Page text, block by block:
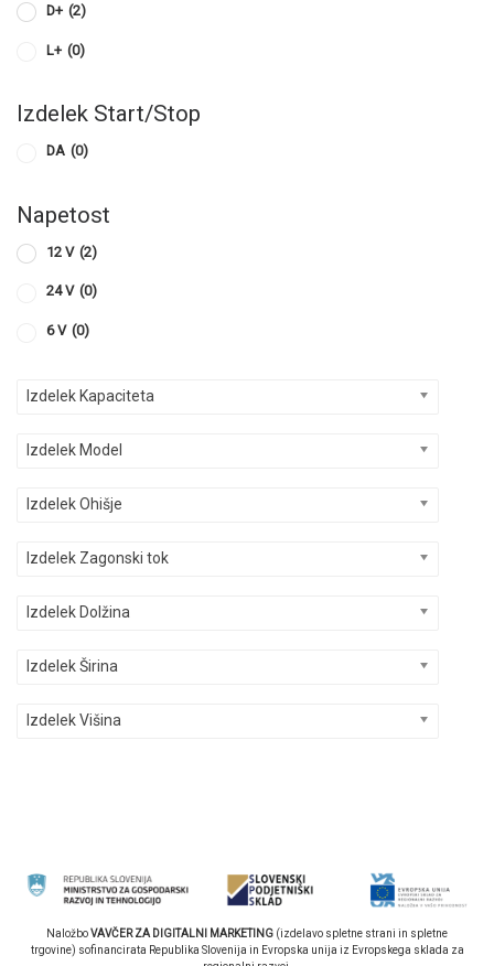
D+ (2)
L+ (0)
Izdelek Start/Stop
DA (0)
Napetost
12 V (2)
24 V (0)
6 V (0)
Izdelek Kapaciteta
Izdelek Model
Izdelek Ohišje
Izdelek Zagonski tok
Izdelek Dolžina
Izdelek Širina
Izdelek Višina
NaložboVAVČER ZA DIGITALNI MARKETING (izdelavo spletne strani in spletne
trgovine) sofinancirata Republika Slovenija in Evropska unija iz Evropskega sklada za